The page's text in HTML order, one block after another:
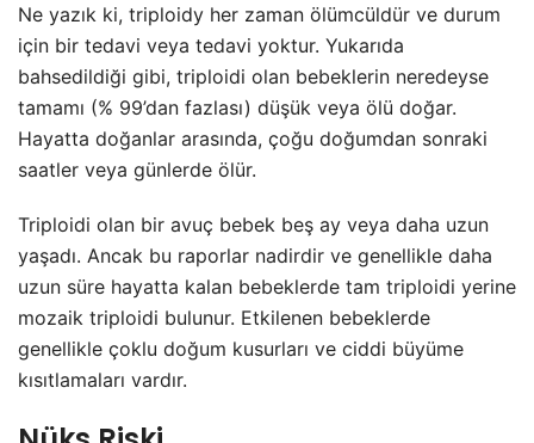
Ne yazık ki, triploidy her zaman ölümcüldür ve durum
için bir tedavi veya tedavi yoktur. Yukarıda
bahsedildiği gibi, triploidi olan bebeklerin neredeyse
tamamı (% 99’dan fazlası) düşük veya ölü doğar.
Hayatta doğanlar arasında, çoğu doğumdan sonraki
saatler veya günlerde ölür.
Triploidi olan bir avuç bebek beş ay veya daha uzun
yaşadı. Ancak bu raporlar nadirdir ve genellikle daha
uzun süre hayatta kalan bebeklerde tam triploidi yerine
mozaik triploidi bulunur. Etkilenen bebeklerde
genellikle çoklu doğum kusurları ve ciddi büyüme
kısıtlamaları vardır.